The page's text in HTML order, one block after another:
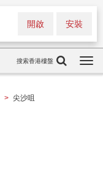
安裝
開啟
搜索香港樓盤
> 尖沙咀